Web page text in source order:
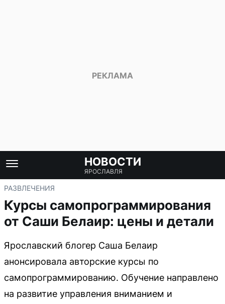
НОВОСТИ
ЯРОСЛАВЛЯ
РАЗВЛЕЧЕНИЯ
Курсы самопрограммирования
от Саши Белаир: цены и детали
Ярославский блогер Саша Белаир
анонсировала авторские курсы по
самопрограммированию. Обучение направлено
на развитие управления вниманием и